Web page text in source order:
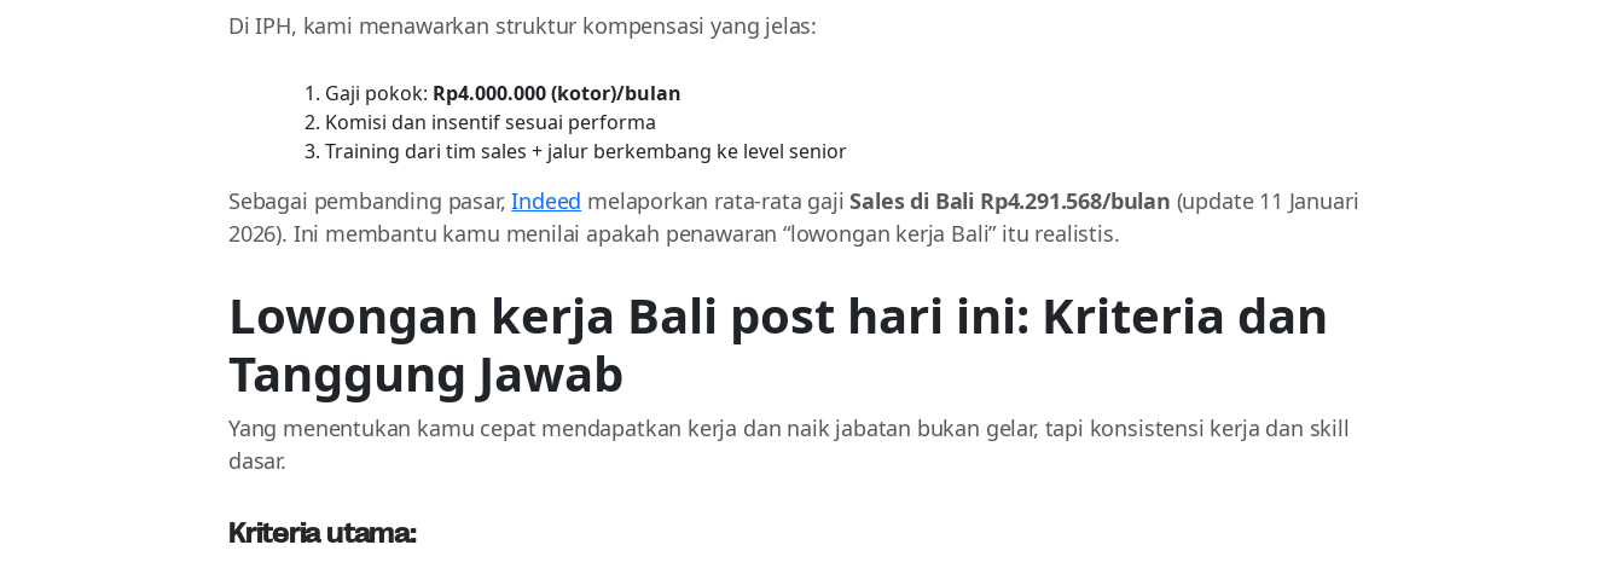
Di IPH, kami menawarkan struktur kompensasi yang jelas:
Gaji pokok: Rp4.000.000 (kotor)/bulan
Komisi dan insentif sesuai performa
Training dari tim sales + jalur berkembang ke level senior
Sebagai pembanding pasar,Indeed melaporkan rata-rata gajiSales di Bali Rp4.291.568/bulan (update 11 Januari
2026). Ini membantu kamu menilai apakah penawaran “lowongan kerja Bali” itu realistis.
Lowongan kerja Bali post hari ini: Kriteria dan
Tanggung Jawab
Yang menentukan kamu cepat mendapatkan kerja dan naik jabatan bukan gelar, tapi konsistensi kerja dan skill
dasar.
Kriteria utama: